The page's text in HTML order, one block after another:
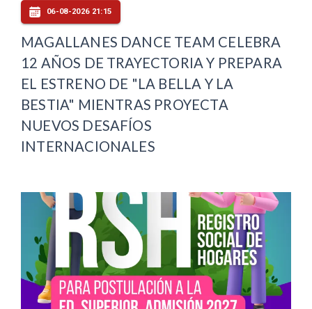
06-08-2026 21:15
MAGALLANES DANCE TEAM CELEBRA
12 AÑOS DE TRAYECTORIA Y PREPARA
EL ESTRENO DE "LA BELLA Y LA
BESTIA" MIENTRAS PROYECTA
NUEVOS DESAFÍOS
INTERNACIONALES